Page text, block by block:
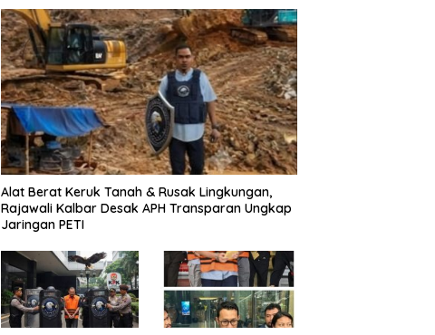
Alat Berat Keruk Tanah & Rusak Lingkungan,
Rajawali Kalbar Desak APH Transparan Ungkap
Jaringan PETI